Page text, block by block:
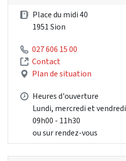
Place du midi 40
1951 Sion
027 606 15 00
Contact
Plan de situation
Heures d'ouverture
Lundi, mercredi et vendredi
09h00 - 11h30
ou sur rendez-vous